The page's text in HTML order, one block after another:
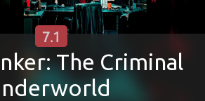
The Criminal
7.1